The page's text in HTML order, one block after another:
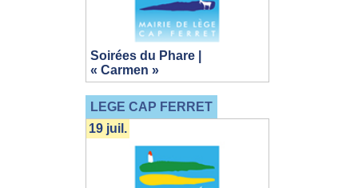
Soirées du Phare |
« Carmen »
LEGE CAP FERRET
19 juil.